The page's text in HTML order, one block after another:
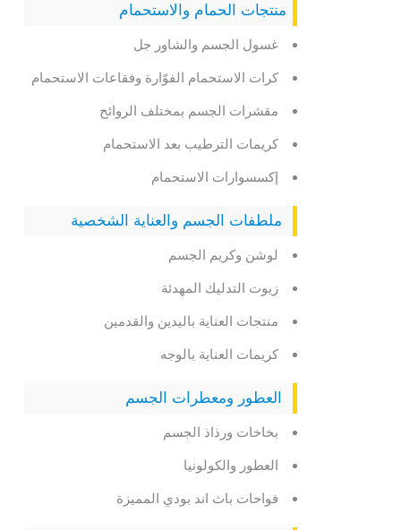
منتجات الحمام والاستحمام
غسول الجسم والشاور جل
كرات الاستحمام الفوّارة وفقاعات الاستحمام
مقشرات الجسم بمختلف الروائح
كريمات الترطيب بعد الاستحمام
إكسسوارات الاستحمام
ملطفات الجسم والعناية الشخصية
لوشن وكريم الجسم
زيوت التدليك المهدئة
منتجات العناية باليدين والقدمين
كريمات العناية بالوجه
العطور ومعطرات الجسم
بخاخات ورذاذ الجسم
العطور والكولونيا
فواحات باث اند بودي المميزة